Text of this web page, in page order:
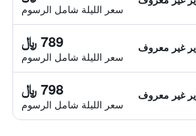
سعر الليلة شامل الرسوم
غير معروف 789 ﷼
سعر الليلة شامل الرسوم
غير معروف 798 ﷼
سعر الليلة شامل الرسوم